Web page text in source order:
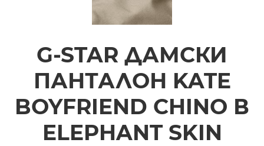
G-STAR ДАМСКИ
ПАНТАЛОН KATE
BOYFRIEND CHINO В
ELEPHANT SKIN